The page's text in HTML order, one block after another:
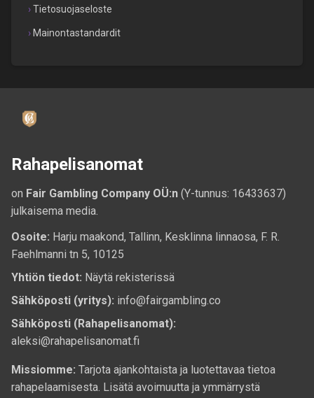
Tietosuojaseloste
Mainontastandardit
Rahapelisanomat
on Fair Gambling Company OÜ:n (Y-tunnus: 16433637)
julkaisema media.
Osoite: Harju maakond, Tallinn, Kesklinna linnaosa, F. R.
Faehlmanni tn 5, 10125
Yhtiön tiedot: Näytä rekisterissä
Sähköposti (yritys): info@fairgambling.co
Sähköposti (Rahapelisanomat):
aleksi@rahapelisanomat.fi
Missiomme: Tarjota ajankohtaista ja luotettavaa tietoa
rahapelaamisesta. Lisätä avoimuutta ja ymmärrystä